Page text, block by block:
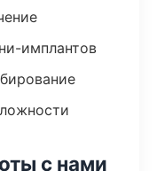
имплантов
с нами